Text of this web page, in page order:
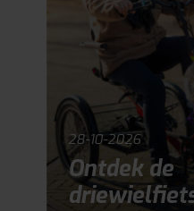
28-10-2026
Ontdek de